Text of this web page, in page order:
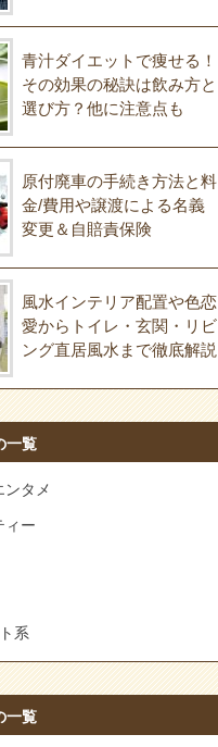
青汁ダイエットで痩せる！
その効果の秘訣は飲み方と
選び方？他に注意点も
原付廃車の手続き方法と料
金/費用や譲渡による名義
変更＆自賠責保険
風水インテリア配置や色恋
愛からトイレ・玄関・リビ
ング直居風水まで徹底解説
一覧
ンタメ
ィー
系
一覧